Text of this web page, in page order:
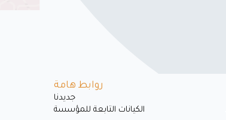
روابط هامة
جديدنا
الكيانات التابعة للمؤسسة